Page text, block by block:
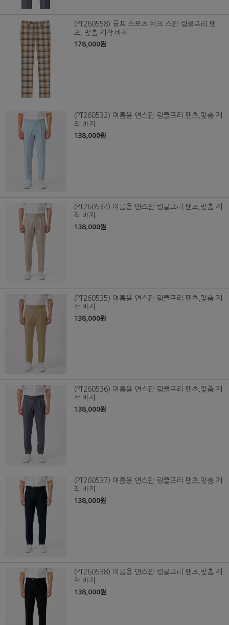
(PT260558) 골프 스포츠 체크 스판 링클프리 팬
츠, 맞춤 제작 바지
178,000원
(PT260532) 여름용 면스판 링클프리 팬츠,맞춤 제
작 바지
138,000원
(PT260534) 여름용 면스판 링클프리 팬츠,맞춤 제
작 바지
138,000원
(PT260535) 여름용 면스판 링클프리 팬츠,맞춤 제
작 바지
138,000원
(PT260536) 여름용 면스판 링클프리 팬츠,맞춤 제
작 바지
138,000원
(PT260537) 여름용 면스판 링클프리 팬츠,맞춤 제
작 바지
138,000원
(PT260538) 여름용 면스판 링클프리 팬츠,맞춤 제
작 바지
138,000원